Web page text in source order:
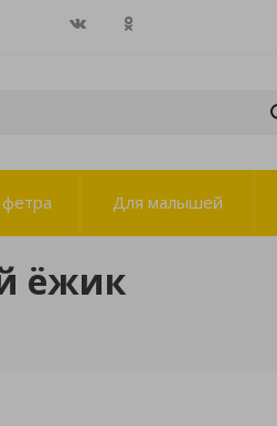
Для малышей
ёжик